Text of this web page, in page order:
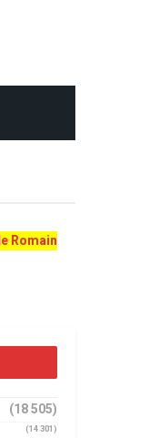
Romain
(18 505)
(14 301)